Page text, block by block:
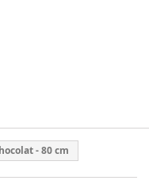
- 80 cm